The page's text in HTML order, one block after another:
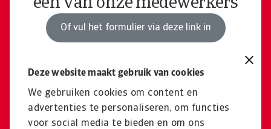
Deze website maakt gebruik van cookies
We gebruiken cookies om content en
advertenties te personaliseren, om functies
voor social media te bieden en om ons
een van onze medewerkers
Of vul het formulier via deze link in
Niet gevonden wat u zocht?
Terug naar het algemene
productoverzicht